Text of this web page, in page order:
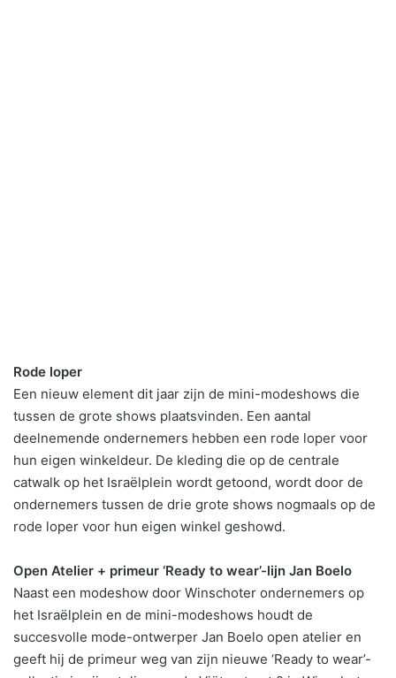
Rode loper
Een nieuw element dit jaar zijn de mini-modeshows die
tussen de grote shows plaatsvinden. Een aantal
deelnemende ondernemers hebben een rode loper voor
hun eigen winkeldeur. De kleding die op de centrale
catwalk op het Israëlplein wordt getoond, wordt door de
ondernemers tussen de drie grote shows nogmaals op de
rode loper voor hun eigen winkel geshowd.
Open Atelier + primeur ‘Ready to wear’-lijn Jan Boelo
Naast een modeshow door Winschoter ondernemers op
het Israëlplein en de mini-modeshows houdt de
succesvolle mode-ontwerper Jan Boelo open atelier en
geeft hij de primeur weg van zijn nieuwe ‘Ready to wear’-